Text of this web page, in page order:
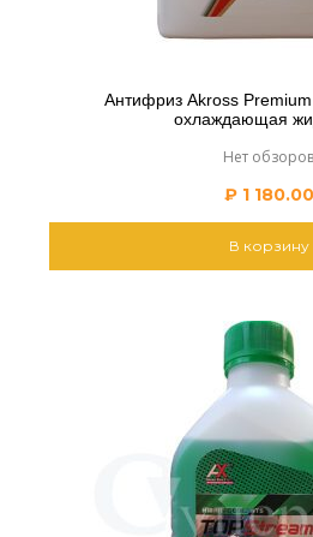
Антифриз Akross Premium
охлаждающая
Нет обзоров
₽1 180.00
В корзину